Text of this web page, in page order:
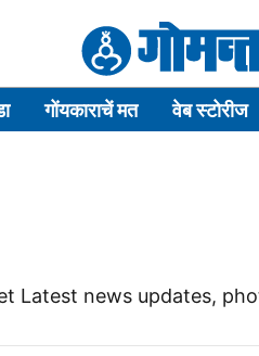
गोंयकाराचें मत वेब स्टोरीज
Latest news updates,